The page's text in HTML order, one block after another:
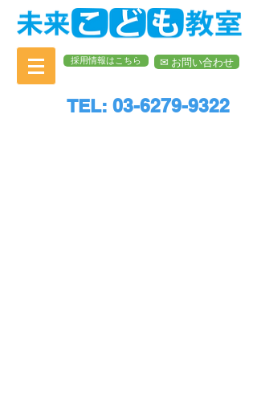
採用情報はこちら ✉︎ お問い合わせ
TEL: 03-6279-9322